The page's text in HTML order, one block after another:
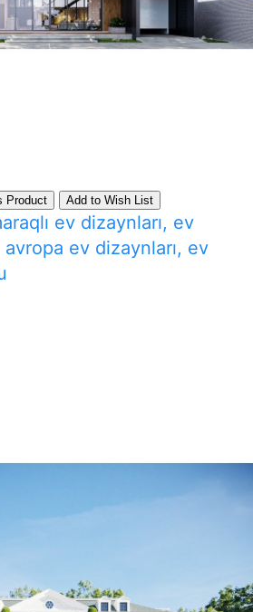
Product Add to Wish List
ev dizaynları, ev
ev dizaynları, ev